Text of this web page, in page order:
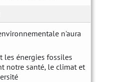
n'aura
les énergies fossiles
notre santé, le climat et